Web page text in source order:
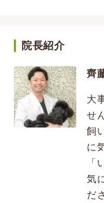
院長紹介
齊
大
せ
飼
に
気
だ